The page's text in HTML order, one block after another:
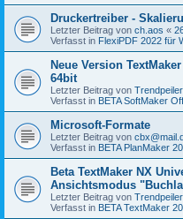
Druckertreiber -
Letzter Beitrag von ch.aos «
Verfasst in FlexiPDF 2022 für
Neue Version
64bit
Letzter Beitrag von Trendpeiler
Verfasst in BETA SoftMaker
Microsoft-Formate
Letzter Beitrag von
Verfasst in BETA PlanMaker
Beta TextMaker NX
Ansichtsmodus
Letzter Beitrag von Trendpeiler
Verfasst in BETA TextMaker